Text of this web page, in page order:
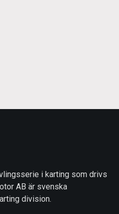
i karting som drivs
AB är svenska
division.